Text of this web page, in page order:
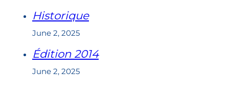
Historique
June 2, 2025
Édition 2014
June 2, 2025